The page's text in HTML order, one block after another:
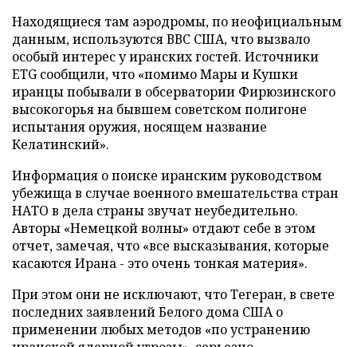
Находящиеся там аэродромы, по неофициальным
данным, используются ВВС США, что вызвало
особый интерес у иранских гостей. Источники
ETG сообщили, что «помимо Мары и Кушки
иранцы побывали в обсерватории Фирюзинского
высокогорья на бывшем советском полигоне
испытания оружия, носящем название
Келатинский».
Информация о поиске иранским руководством
убежища в случае военного вмешательства стран
НАТО в дела страны звучат неубедительно.
Авторы «Немецкой волны» отдают себе в этом
отчет, замечая, что «все высказывания, которые
касаются Ирана - это очень тонкая материя».
При этом они не исключают, что Тегеран, в свете
последних заявлений Белого дома США о
применении любых методов «по устранению